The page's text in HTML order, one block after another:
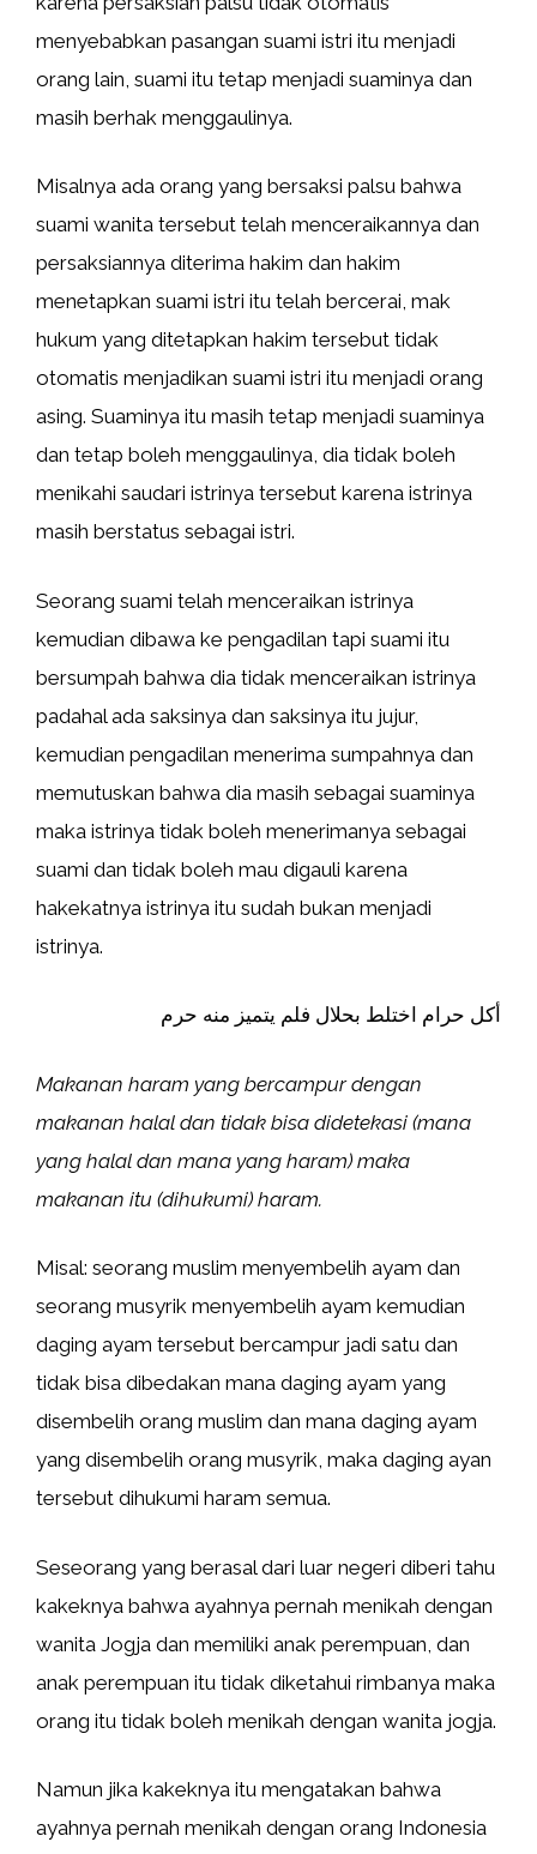
menyebabkan pasangan suami istri itu menjadi
orang lain, suami itu tetap menjadi suaminya dan
masih berhak menggaulinya.
Misalnya ada orang yang bersaksi palsu bahwa
suami wanita tersebut telah menceraikannya dan
persaksiannya diterima hakim dan hakim
menetapkan suami istri itu telah bercerai, mak
hukum yang ditetapkan hakim tersebut tidak
otomatis menjadikan suami istri itu menjadi orang
asing. Suaminya itu masih tetap menjadi suaminya
dan tetap boleh menggaulinya, dia tidak boleh
menikahi saudari istrinya tersebut karena istrinya
masih berstatus sebagai istri.
Seorang suami telah menceraikan istrinya
kemudian dibawa ke pengadilan tapi suami itu
bersumpah bahwa dia tidak menceraikan istrinya
padahal ada saksinya dan saksinya itu jujur,
kemudian pengadilan menerima sumpahnya dan
memutuskan bahwa dia masih sebagai suaminya
maka istrinya tidak boleh menerimanya sebagai
suami dan tidak boleh mau digauli karena
hakekatnya istrinya itu sudah bukan menjadi
istrinya.
أكل حرام اختلط بحلال فلم يتميز منه حرم
Makanan haram yang bercampur dengan
makanan halal dan tidak bisa didetekasi (mana
yang halal dan mana yang haram) maka
makanan itu (dihukumi) haram.
Misal: seorang muslim menyembelih ayam dan
seorang musyrik menyembelih ayam kemudian
daging ayam tersebut bercampur jadi satu dan
tidak bisa dibedakan mana daging ayam yang
disembelih orang muslim dan mana daging ayam
yang disembelih orang musyrik, maka daging ayan
tersebut dihukumi haram semua.
Seseorang yang berasal dari luar negeri diberi tahu
kakeknya bahwa ayahnya pernah menikah dengan
wanita Jogja dan memiliki anak perempuan, dan
anak perempuan itu tidak diketahui rimbanya maka
orang itu tidak boleh menikah dengan wanita jogja.
Namun jika kakeknya itu mengatakan bahwa
ayahnya pernah menikah dengan orang Indonesia